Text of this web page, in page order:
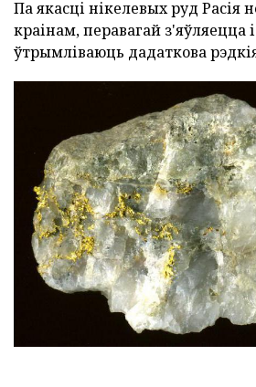
Па якасці нікелевых руд Расія
краінам, перавагай з'яўляецца
ўтрымліваюць дадаткова